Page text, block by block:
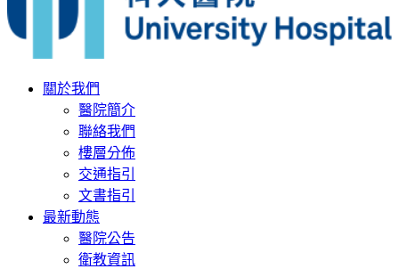
關於我們
醫院簡介
聯絡我們
樓層分佈
交通指引
文書指引
最新動態
醫院公告
衛教資訊